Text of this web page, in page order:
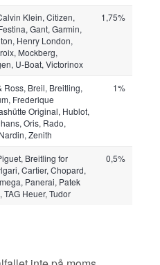
Klein, Citizen,
Gant, Garmin,
Henry London,
Mockberg,
U-Boat, Victorinox
1,75%
Ross, Breil, Breitling,
Frederique
Original, Hublot,
Oris, Rado,
Zenith
1%
Breitling for
Cartier, Chopard,
Panerai, Patek
Heuer, Tudor
0,5%